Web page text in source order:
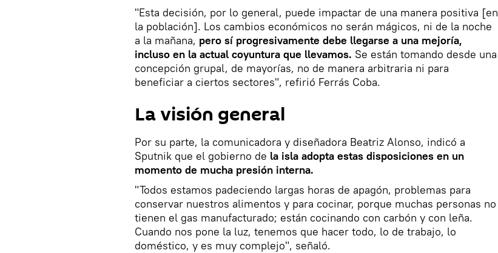
"Esta decisión, por lo general, puede impactar de una manera positiva [en
la población]. Los cambios económicos no serán mágicos, ni de la noche
a la mañana, pero sí progresivamente debe llegarse a una mejoría,
incluso en la actual coyuntura que llevamos. Se están tomando desde una
concepción grupal, de mayorías, no de manera arbitraria ni para
beneficiar a ciertos sectores", refirió Ferrás Coba.
La visión general
Por su parte, la comunicadora y diseñadora Beatriz Alonso, indicó a
Sputnik que el gobierno de la isla adopta estas disposiciones en un
momento de mucha presión interna.
"Todos estamos padeciendo largas horas de apagón, problemas para
conservar nuestros alimentos y para cocinar, porque muchas personas no
tienen el gas manufacturado; están cocinando con carbón y con leña.
Cuando nos pone la luz, tenemos que hacer todo, lo de trabajo, lo
doméstico, y es muy complejo", señaló.